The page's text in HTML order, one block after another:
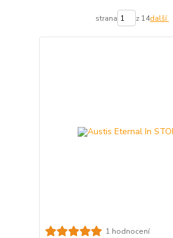
strana z 14další
1 hodnocení